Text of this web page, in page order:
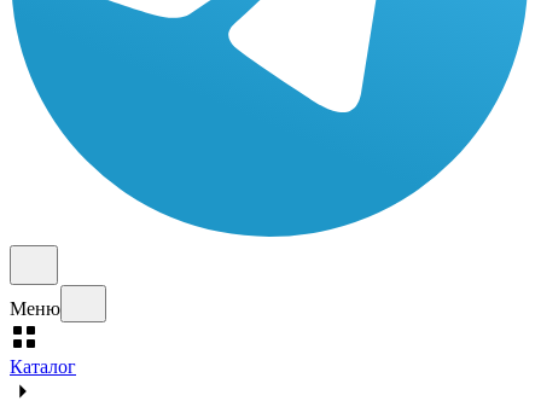
Меню
Каталог